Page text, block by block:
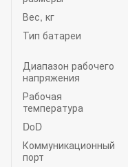
Вес, кг
Тип батареи
Диапазон рабочего
напряжения
Рабочая
температура
DoD
Коммуникационный
порт